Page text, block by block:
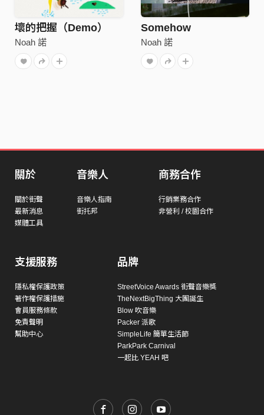
壞的把握（Demo）
Noah 諾
Somehow
Noah 諾
關於
關於街聲
最新消息
媒體工具
音樂人
音樂人指南
街托邦
商務合作
行銷業務合作
非營利 / 校園合作
支援服務
隱私權保護政策
著作權保護措施
會員服務條款
免責聲明
幫助中心
品牌
StreetVoice Awards 街聲音樂獎
TheNextBigThing 大團誕生
Blow 吹音樂
Packer 派歌
SimpleLife 簡單生活節
ParkPark Carnival
一起比 YEAH 吧